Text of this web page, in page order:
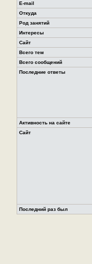
E-mail
Откуда
Род занятий
Интересы
Сайт
Всего тем
Всего сообщений
Последние ответы
Активность на сайте
Сайт
Последний раз был